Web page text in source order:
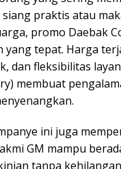
praktis atau
promo Daebak
yang tepat. Harga
dan fleksibilitas
membuat
ini juga
GM mampu
tanpa